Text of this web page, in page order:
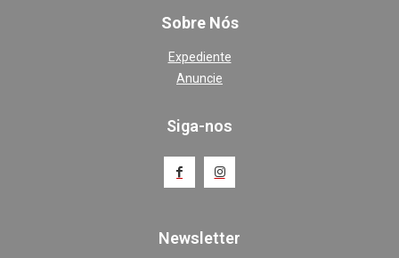
Sobre Nós
Expediente
Anuncie
Siga-nos
Newsletter